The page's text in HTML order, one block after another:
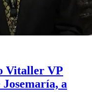
Vitaller VP
a